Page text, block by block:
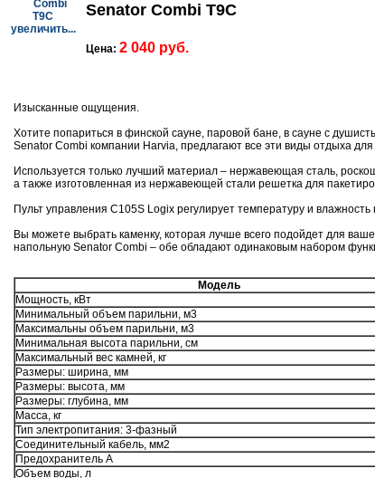
увеличить...
Senator Combi T9C
Цена: 2 040 руб.
Изысканные ощущения.
Хотите попариться в финской сауне, паровой бане, в сауне с
Senator Combi компании Harvia, предлагают все эти виды отдыха
Используется только лучший материал – нержавеющая сталь,
а также изготовленная из нержавеющей стали решетка для
Пульт управления C105S Logix регулирует температуру и
Вы можете выбрать каменку, которая лучше всего подойдет для
напольную Senator Combi – обе обладают одинаковым набором
Модель
Мощность, кВт
Минимальный объем парильни, м3
Максимальны объем парильни, м3
Минимальная высота парильни, см
Максимальный вес камней, кг
Размеры: ширина, мм
Размеры: высота, мм
Размеры: глубина, мм
Масса, кг
Тип электропитания: 3-фазный
Соединительный кабель, мм2
Предохранитель A
Объем воды, л